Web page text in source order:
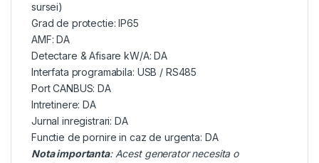
sursei)
Grad de protectie: IP65
AMF: DA
Detectare & Afisare kW/A: DA
Interfata programabila: USB / RS485
Port CANBUS: DA
Intretinere: DA
Jurnal inregistrari: DA
Functie de pornire in caz de urgenta: DA
Nota importanta: Acest generator necesita o